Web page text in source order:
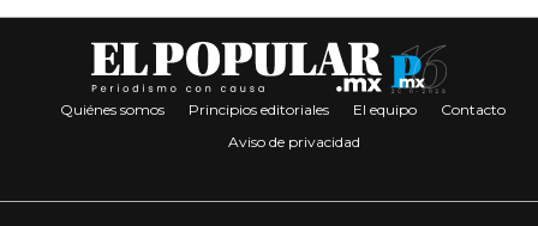
Quiénes somos Principios editoriales El equipo
Contacto
Aviso de privacidad